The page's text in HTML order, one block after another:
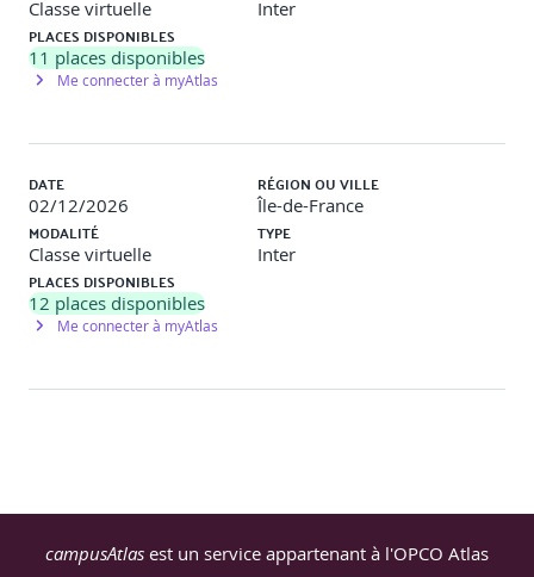
Classe virtuelle Inter
PLACES DISPONIBLES
11 places disponibles
Me connecter à myAtlas
DATE
02/12/2026
RÉGION OU VILLE
Île-de-France
MODALITÉ
Classe virtuelle
TYPE
Inter
PLACES DISPONIBLES
12 places disponibles
Me connecter à myAtlas
campusAtlas est un service appartenant à l'OPCO Atlas